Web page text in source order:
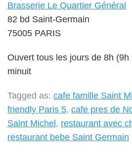
Brasserie Le Quartier Général
82 bd Saint-Germain
75005 PARIS
Ouvert tous les jours de 8h (9h
minuit
Tagged as: cafe famille Saint
friendly Paris 5, cafe pres de
Saint Michel, restaurant avec
restaurant bebe Saint Germain